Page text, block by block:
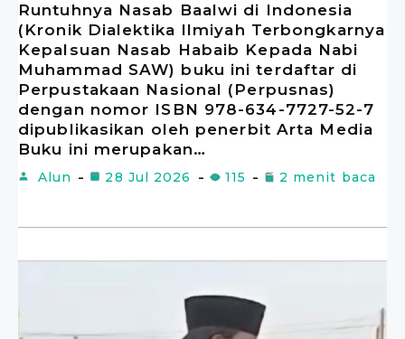
Runtuhnya Nasab Baalwi di Indonesia
(Kronik Dialektika Ilmiyah Terbongkarnya
Kepalsuan Nasab Habaib Kepada Nabi
Muhammad SAW) buku ini terdaftar di
Perpustakaan Nasional (Perpusnas)
dengan nomor ISBN 978-634-7727-52-7
dipublikasikan oleh penerbit Arta Media
Buku ini merupakan…
Alun 28 Jul 2026 115 2 menit baca